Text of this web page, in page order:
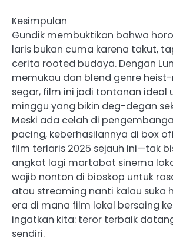
Kesimpulan
Gundik membuktikan bahwa
laris bukan cuma karena takut,
cerita rooted budaya. Dengan
memukau dan blend genre
segar, film ini jadi tontonan ideal
minggu yang bikin deg-degan
Meski ada celah di
pacing, keberhasilannya di box
film terlaris 2025 sejauh ini—tak
angkat lagi martabat sinema
wajib nonton di bioskop untuk
atau streaming nanti kalau suka
era di mana film lokal bersaing
ingatkan kita: teror terbaik
sendiri.